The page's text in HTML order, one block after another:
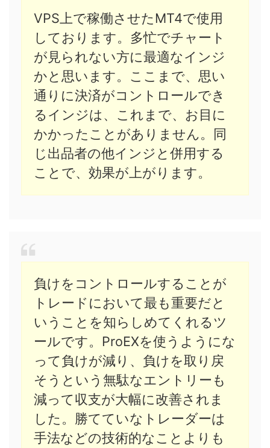
VPS上で稼働させたMT4で使用
しております。多忙でチャート
が見られない方に最適なインジ
かと思います。ここまで、思い
通りに決済がコントロールでき
るインジは、これまで、お目に
かかったことがありません。同
じ出品者の他インジと併用する
ことで、効果が上がります。
負けをコントロールすることが
トレードにおいて最も重要だと
いうことを知らしめてくれるツ
ールです。ProEXを使うようにな
って負けが減り、負けを取り戻
そうという無駄なエントリーも
減って収支が大幅に改善されま
した。勝てていなトレーダーは
手法などの技術的なことよりも